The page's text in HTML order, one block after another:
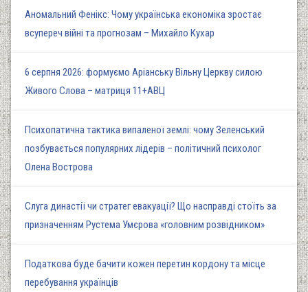
Аномальний Фенікс: Чому українська економіка зростає
всупереч війні та прогнозам – Михайло Кухар
6 серпня 2026: формуємо Аріанську Вільну Церкву силою
Живого Слова – матриця 11+АВЦ
Психопатична тактика випаленої землі: чому Зеленський
позбувається популярних лідерів – політичний психолог
Олена Вострова
Слуга династії чи стратег евакуації? Що насправді стоїть за
призначенням Рустема Умєрова «головним розвідником»
Податкова буде бачити кожен перетин кордону та місце
перебування українців